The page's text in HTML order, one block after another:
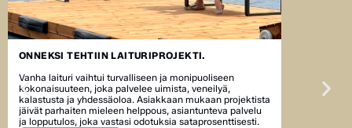
ONNEKSI TEHTIIN LAITURIPROJEKTI.
Vanha laituri vaihtui turvalliseen ja monipuoliseen
kokonaisuuteen, joka palvelee uimista, veneilyä,
kalastusta ja yhdessäoloa. Asiakkaan mukaan projektista
jäivät parhaiten mieleen helppous, asiantunteva palvelu
ja lopputulos, joka vastasi odotuksia sataprosenttisesti.